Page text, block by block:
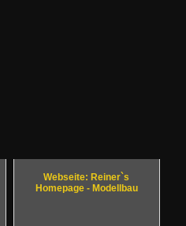
Webseite: Reiner`s
Homepage - Modellbau